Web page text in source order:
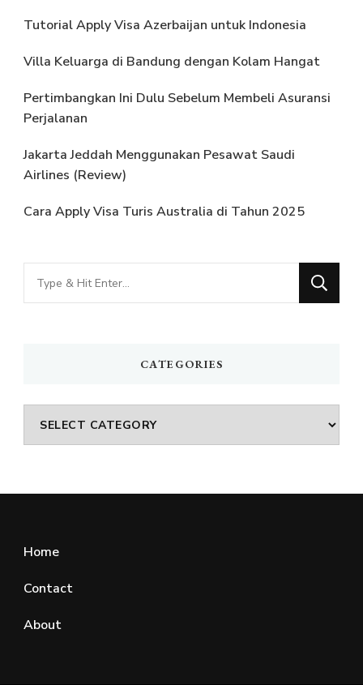
Tutorial Apply Visa Azerbaijan untuk Indonesia
Villa Keluarga di Bandung dengan Kolam Hangat
Pertimbangkan Ini Dulu Sebelum Membeli Asuransi
Perjalanan
Jakarta Jeddah Menggunakan Pesawat Saudi
Airlines (Review)
Cara Apply Visa Turis Australia di Tahun 2025
Looking
for
CATEGORIES
Categories
Home
Contact
About